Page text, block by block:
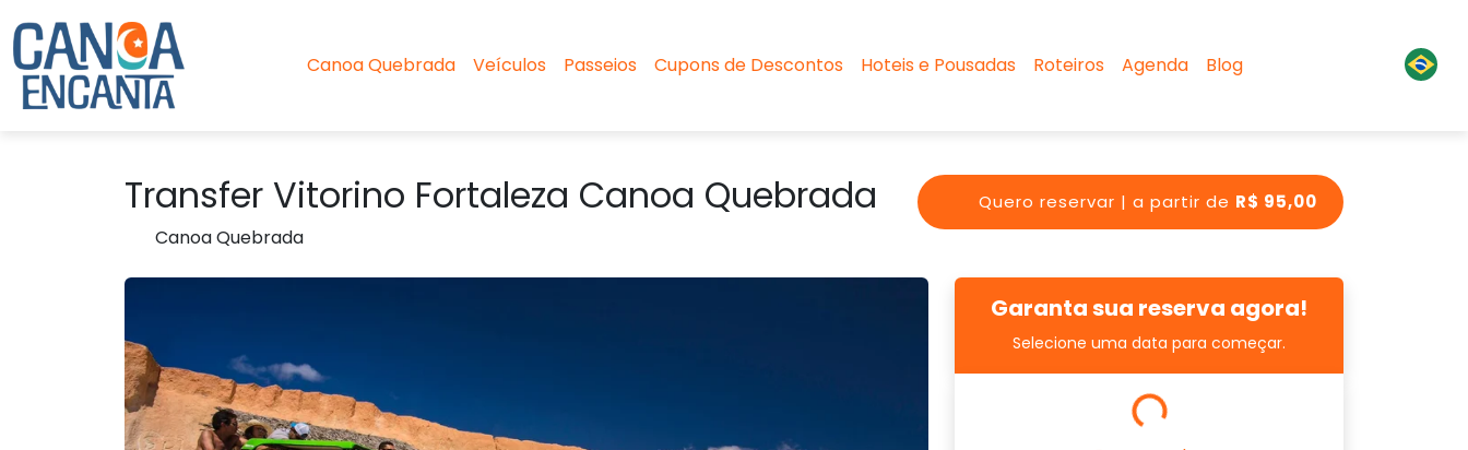
Canoa Quebrada Veículos Passeios Cupons de Descontos Hoteis e Pousadas Roteiros Agenda Blog
Quero reservar | a partir de R$ 95,00
Transfer Vitorino Fortaleza Canoa Quebrada
Canoa Quebrada
Garanta sua reserva agora!
Selecione uma data para começar.